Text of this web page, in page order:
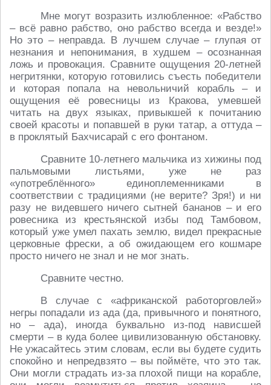
Мне могут возразить излюбленное: «Рабство
– всё равно рабство, оно рабство всегда и везде!»
Но это – неправда. В лучшем случае – глупая от
незнания и непонимания, в худшем – осознанная
ложь и провокация. Сравните ощущения 20-летней
негритянки, которую готовились съесть победители
и которая попала на невольничий корабль – и
ощущения её ровесницы из Кракова, умевшей
читать на двух языках, привыкшей к почитанию
своей красоты и попавшей в руки татар, а оттуда –
в проклятый Бахчисарай с его фонтаном.
Сравните 10-летнего мальчика из хижины под
пальмовыми листьями, уже не раз
«употреблённого» единоплеменниками в
соответствии с традициями (не верите? Зря!) и ни
разу не видевшего ничего сытней бананов – и его
ровесника из крестьянской избы под Тамбовом,
который уже умел пахать землю, видел прекрасные
церковные фрески, а об ожидающем его кошмаре
просто ничего не знал и не мог знать.
Сравните честно.
В случае с «африканской работорговлей»
негры попадали из ада (да, привычного и понятного,
но – ада), иногда буквально из-под нависшей
смерти – в куда более цивилизованную обстановку.
Не ужасайтесь этим словам, если вы будете судить
спокойно и непредвзято – вы поймёте, что это так.
Они могли страдать из-за плохой пищи на корабле,